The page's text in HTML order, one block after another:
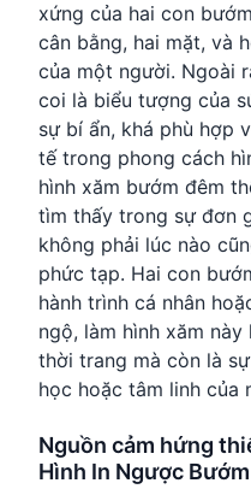
xứng của hai con
cân bằng, hai mặt, và
của một người. Ngoài
coi là biểu tượng của
sự bí ẩn, khá phù hợp
tế trong phong cách
hình xăm bướm đêm
tìm thấy trong sự đơn
không phải lúc nào
phức tạp. Hai con
hành trình cá nhân
ngộ, làm hình xăm
thời trang mà còn là
học hoặc tâm linh của
Nguồn cảm hứng
Hình In Ngược